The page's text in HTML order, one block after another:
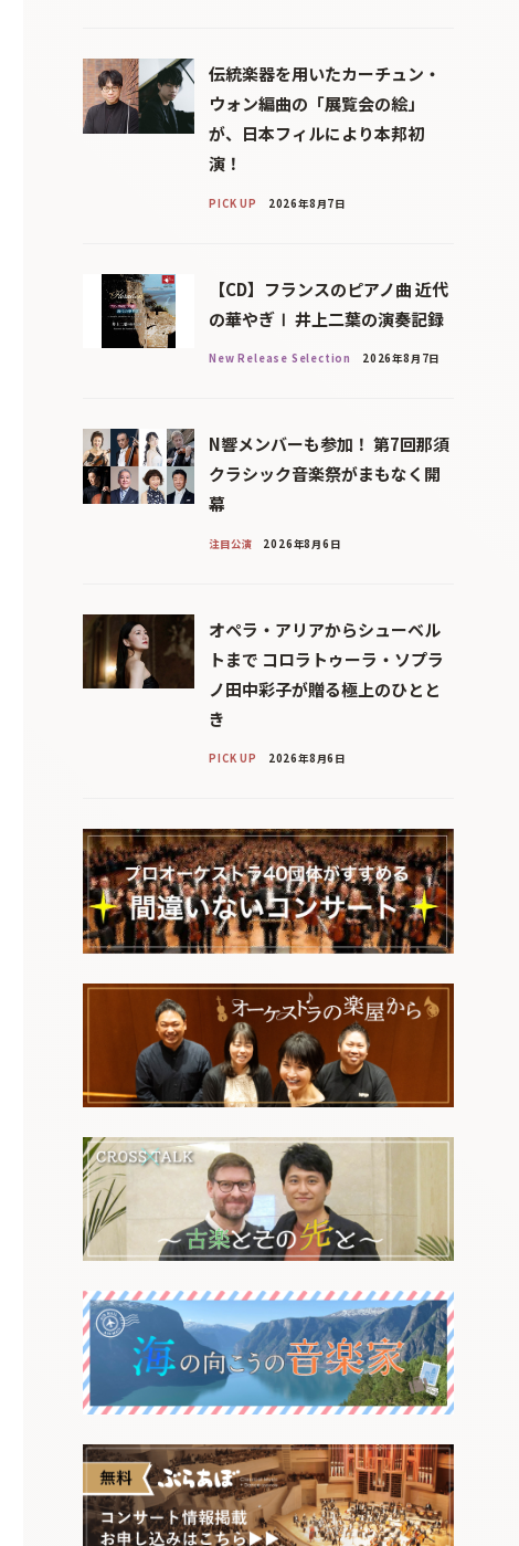
伝統楽器を用いたカーチュン・
ウォン編曲の「展覧会の絵」
が、日本フィルにより本邦初
演！
PICK UP 2026年8月7日
【CD】フランスのピアノ曲 近代
の華やぎⅠ 井上二葉の演奏記録
New Release Selection 2026年8月7日
N響メンバーも参加！ 第7回那須
クラシック音楽祭がまもなく開
幕
注目公演 2026年8月6日
オペラ・アリアからシューベル
トまで コロラトゥーラ・ソプラ
ノ田中彩子が贈る極上のひとと
き
PICK UP 2026年8月6日